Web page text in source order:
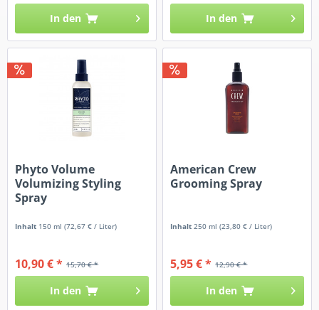
In den In den
Phyto Volume
Volumizing Styling
Spray
Inhalt 150 ml(72,67 € / Liter)
15,70 € *
10,90 € *
In den
American Crew
Grooming Spray
Inhalt 250 ml(23,80 € / Liter)
12,90 € *
5,95 € *
In den